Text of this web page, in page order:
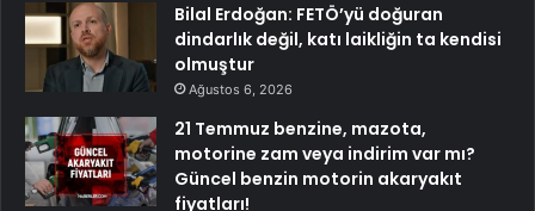
Bilal Erdoğan: FETÖ’yü doğuran
dindarlık değil, katı laikliğin ta kendisi
olmuştur
Ağustos 6, 2026
21 Temmuz benzine, mazota,
motorine zam veya indirim var mı?
Güncel benzin motorin akaryakıt
fiyatları!